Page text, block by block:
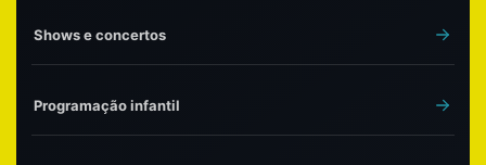
Shows e concertos
Programação infantil